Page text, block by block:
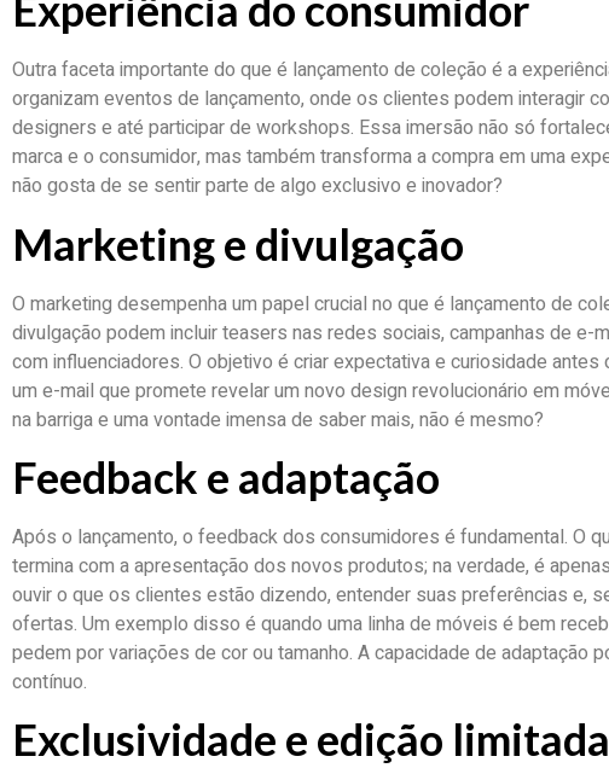
Outra faceta importante do que é lançamento de coleção é a
organizam eventos de lançamento, onde os clientes podem interagir
designers e até participar de workshops. Essa imersão não só
marca e o consumidor, mas também transforma a compra em uma
não gosta de se sentir parte de algo exclusivo e inovador?
Marketing e divulgação
O marketing desempenha um papel crucial no que é lançamento de
divulgação podem incluir teasers nas redes sociais, campanhas de e-
com influenciadores. O objetivo é criar expectativa e curiosidade antes
um e-mail que promete revelar um novo design revolucionário em
na barriga e uma vontade imensa de saber mais, não é mesmo?
Feedback e adaptação
Após o lançamento, o feedback dos consumidores é fundamental. O
termina com a apresentação dos novos produtos; na verdade, é
ouvir o que os clientes estão dizendo, entender suas preferências e,
ofertas. Um exemplo disso é quando uma linha de móveis é bem
pedem por variações de cor ou tamanho. A capacidade de adaptação
contínuo.
Exclusividade e edição limitada